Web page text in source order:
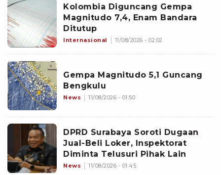
Kolombia Diguncang Gempa
Magnitudo 7,4, Enam Bandara
Ditutup
Internasional 11/08/2026 - 02:02
Gempa Magnitudo 5,1 Guncang
Bengkulu
News 11/08/2026 - 01:50
DPRD Surabaya Soroti Dugaan
Jual-Beli Loker, Inspektorat
Diminta Telusuri Pihak Lain
News 11/08/2026 - 01:45